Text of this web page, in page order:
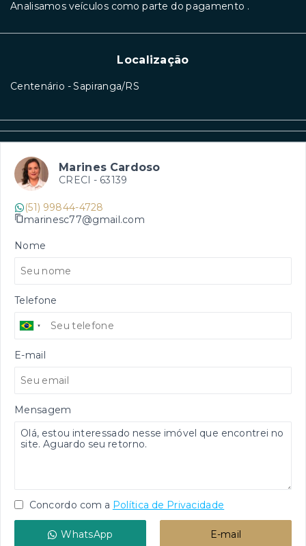
Analisamos veículos como parte do pagamento .
Localização
Centenário - Sapiranga/RS
Marines Cardoso
CRECI - 63139
(51) 99844-4728
marinesc77@gmail.com
Nome
Telefone
E-mail
Mensagem
Concordo com a Política de Privacidade
WhatsApp E-mail